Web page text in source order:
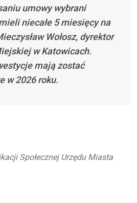
umowy wybrani
niecałe 5 miesięcy na
Wołosz, dyrektor
w Katowicach.
mają zostać
w 2026 roku.
Społecznej Urzędu Miasta